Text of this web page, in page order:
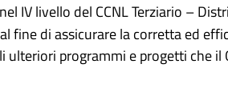
livello del CCNL Terziario –
fine di assicurare la corretta ed
programmi e progetti che il